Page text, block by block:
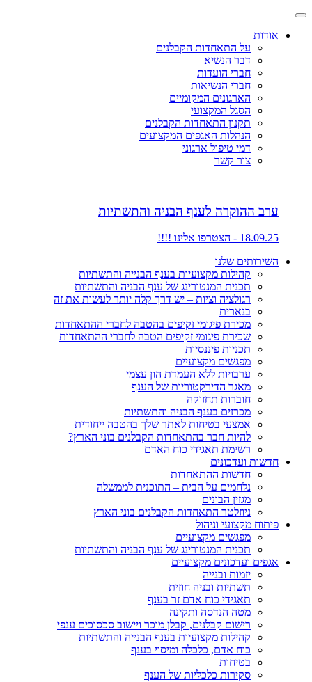
אודות
על התאחדות הקבלנים
דבר הנשיא
חברי הועדות
חברי הנשיאות
הארגונים המקומיים
הסגל המקצועי
תקנון התאחדות הקבלנים
הנהלות האגפים המקצועים
דמי טיפול ארגוני
צור קשר
ערב ההוקרה לענף הבניה והתשתיות
18.09.25 - הצטרפו אלינו !!!!
השירותים שלנו
קהילות מקצועיות בענף הבנייה והתשתיות
תכנית המנטורינג של ענף הבניה והתשתיות
רגולציה וציות – יש דרך קלה יותר לעשות את זה
בנארית
מכירת פיגומי זקיפים בהטבה לחברי ההתאחדות
שכירת פיגומי זקיפים הטבה לחברי ההתאחדות
תכניות פיננסיות
מפגשים מקצועיים
ערבויות ללא העמדת הון עצמי
מאגר הדירקטוריות של הענף
חוברות תחזוקה
מכרזים בענף הבניה והתשתיות
אמצעי בטיחות לאתר שלך בהטבה ייחודית
להיות חבר בהתאחדות הקבלנים בוני הארץ?
רשימת תאגידי כוח האדם
חדשות ועדכונים
חדשות ההתאחדות
נלחמים על הבית – התוכנית לממשלה
מגזין הבונים
ניוזלטר התאחדות הקבלנים בוני הארץ
פיתוח מקצועי וניהול
מפגשים מקצועיים
תכנית המנטורינג של ענף הבניה והתשתיות
אגפים ועדכונים מקצועיים
יזמות ובנייה
תשתיות ובניה חוזית
תאגידי כוח אדם זר בענף
מטה הנדסה ותקינה
רישום קבלנים, קבלן מוכר ויישוב סכסוכים ענפי
קהילות מקצועיות בענף הבנייה והתשתיות
כוח אדם, כלכלה ומיסוי בענף
בטיחות
סקירות כלכליות של הענף